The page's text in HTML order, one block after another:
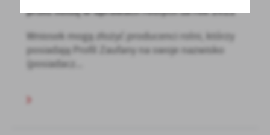
przez suszę w uprawach rolnych za rok 2022
Wniosek mogą złożyć producenci rolni, którzy
posiadają Profil Zaufany na swoje nazwisko
(posiadacz...